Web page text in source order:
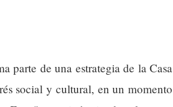
parte de una estrategia de la Casa
social y cultural, en un momento